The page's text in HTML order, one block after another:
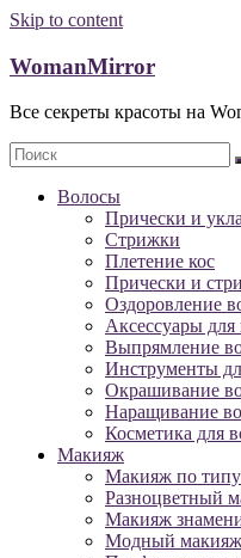
Skip to content
WomanMirror
Все секреты красоты на
Волосы
Прически и
Стрижки
Плетение кос
Прически и
Оздоровление
Аксессуары для
Выпрямление
Инструменты
Окрашивание
Наращивание
Косметика для
Макияж
Макияж по
Разноцветный
Макияж
Модный макияж